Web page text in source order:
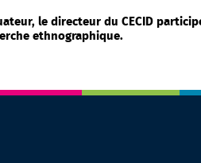
le directeur du CECID
ethnographique.